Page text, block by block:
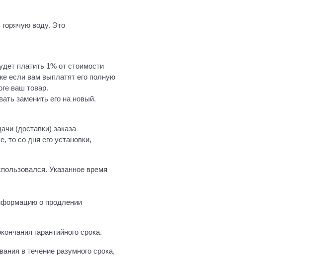
горячую воду. Это
платить 1% от стоимости
если вам выплатят его полную
ваш товар.
заменить его на новый.
(доставки) заказа
то со дня его установки,
Указанное время
о продлении
гарантийного срока.
в течение разумного срока,